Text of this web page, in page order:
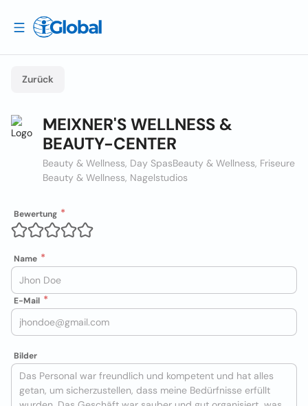
Zurück
MEIXNER'S WELLNESS &
BEAUTY-CENTER
Beauty & Wellness, Day SpasBeauty & Wellness, Friseure
Beauty & Wellness, Nagelstudios
Bewertung
Name
E-Mail
Bilder